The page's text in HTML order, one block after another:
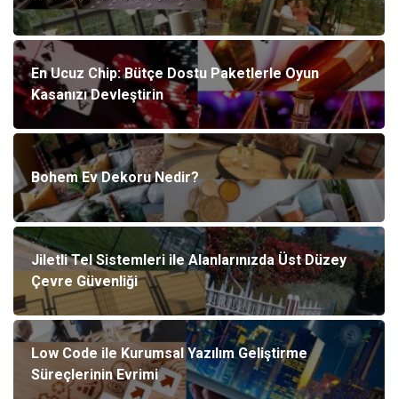
En Ucuz Chip: Bütçe Dostu Paketlerle Oyun
Kasanızı Devleştirin
Bohem Ev Dekoru Nedir?
Jiletli Tel Sistemleri ile Alanlarınızda Üst Düzey
Çevre Güvenliği
Low Code ile Kurumsal Yazılım Geliştirme
Süreçlerinin Evrimi